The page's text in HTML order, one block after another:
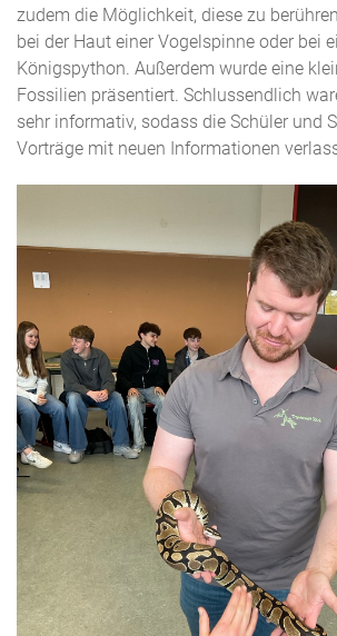
zudem die Möglichkeit, diese zu
bei der Haut einer Vogelspinne oder bei
Königspython. Außerdem wurde eine
Fossilien präsentiert. Schlussendlich
sehr informativ, sodass die Schüler und
Vorträge mit neuen Informationen